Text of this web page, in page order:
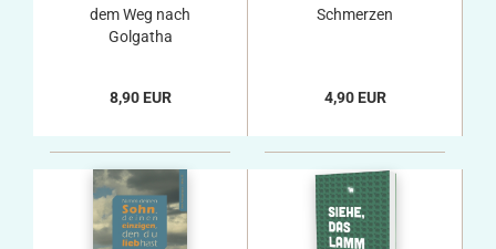
dem Weg nach
Golgatha
8,90 EUR
Schmerzen
4,90 EUR